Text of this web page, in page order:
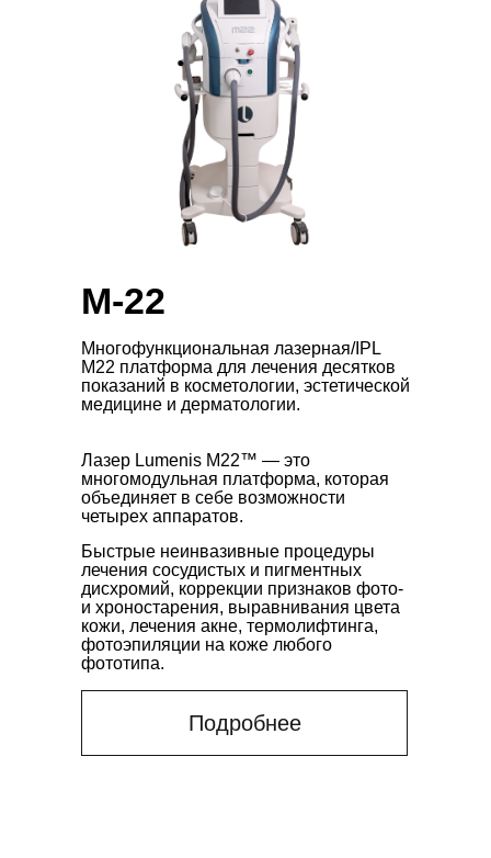
Подробнее
M-22
Быстрые неинвазивные процедуры
лечения сосудистых и пигментных
дисхромий, коррекции признаков фото-
и хроностарения, выравнивания цвета
кожи, лечения акне, термолифтинга,
фотоэпиляции на коже любого
фототипа.
Лазер Lumenis М22™ — это
многомодульная платформа, которая
объединяет в себе возможности
четырех аппаратов.
Многофункциональная лазерная/IPL
М22 платформа для лечения десятков
показаний в косметологии, эстетической
медицине и дерматологии.